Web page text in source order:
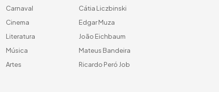
Carnaval
Cinema
Literatura
Música
Artes
Cátia Liczbinski
Edgar Muza
João Eichbaum
Mateus Bandeira
Ricardo Peró Job